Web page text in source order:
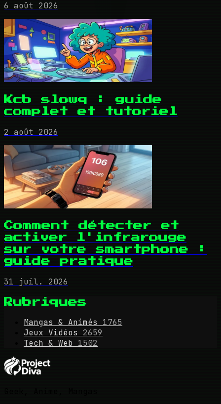
6 août 2026
Kcb slowq : guide
complet et tutoriel
2 août 2026
Comment détecter et
activer l'infrarouge
sur votre smartphone :
guide pratique
31 juil. 2026
Rubriques
Mangas & Animés
1765
Jeux Vidéos
2659
Tech & Web 1502